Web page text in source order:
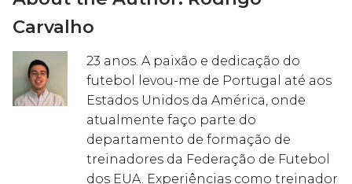
Carvalho
23 anos. A paixão e dedicação do
futebol levou-me de Portugal até aos
Estados Unidos da América, onde
atualmente faço parte do
departamento de formação de
treinadores da Federação de Futebol
dos EUA. Experiências como treinador